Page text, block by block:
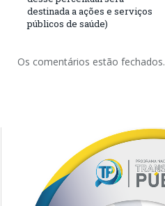
destinada a ações e serviços
públicos de saúde)
Os comentários estão fechados.